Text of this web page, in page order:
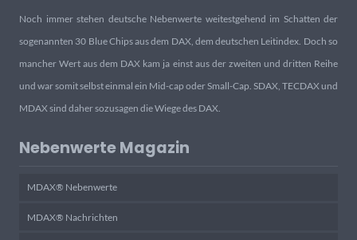
Noch immer stehen deutsche Nebenwerte weitestgehend im Schatten der
sogenannten 30 Blue Chips aus dem DAX, dem deutschen Leitindex. Doch so
mancher Wert aus dem DAX kam ja einst aus der zweiten und dritten Reihe
und war somit selbst einmal ein Mid-cap oder Small-Cap. SDAX, TECDAX und
MDAX sind daher sozusagen die Wiege des DAX.
Nebenwerte Magazin
MDAX® Nebenwerte
MDAX® Nachrichten